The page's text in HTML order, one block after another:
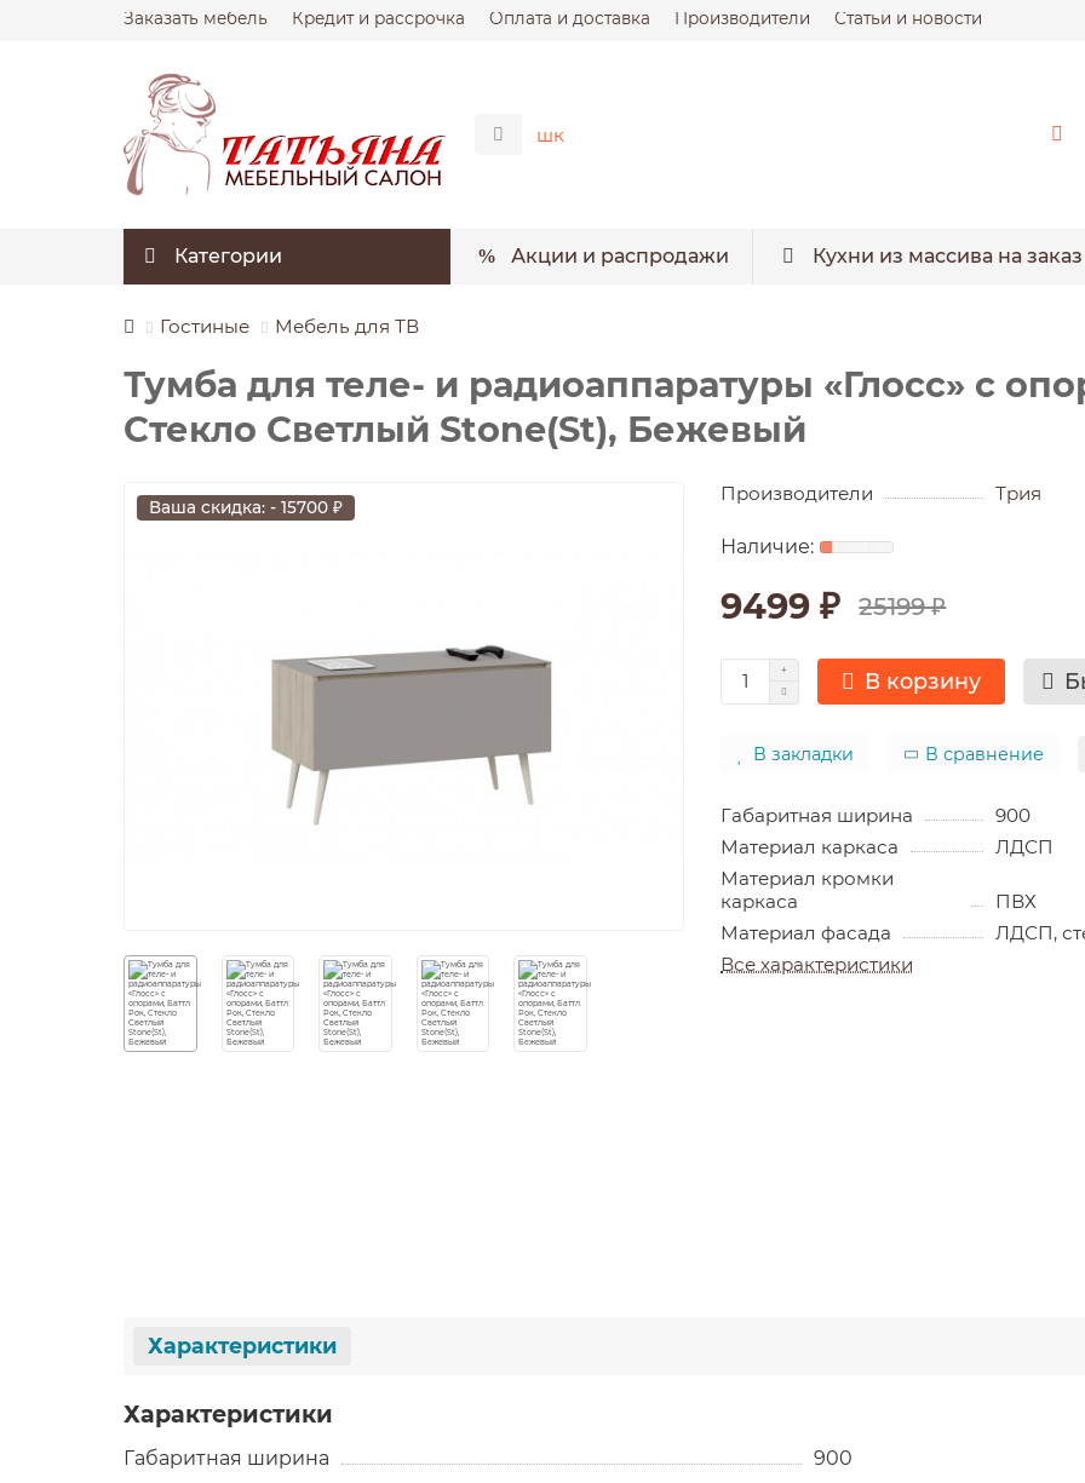
Заказать мебель Кредит и рассрочка Оплата и доставка Производители Статьи и новости
Категории Акции и распродажи Кухни из массива на заказ
Гостиные Мебель для ТВ
Тумба для теле- и радиоаппаратуры «Глосс» с
Стекло Светлый Stone(St), Бежевый
Ваша скидка: - 15700 ₽
Производители Трия
9499 ₽ 25199 ₽
В корзину
В закладки В сравнение
Габаритная ширина
900
Материал каркаса
ЛДСП
Материал кромки
каркаса
ПВХ
Материал фасада
ЛДСП,
Все характеристики
Характеристики
Характеристики
Габаритная ширина 900